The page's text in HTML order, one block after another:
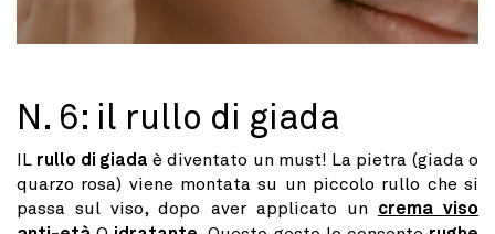
N. 6: il rullo di giada
IL rullo di giada è diventato un must! La pietra (giada o
quarzo rosa) viene montata su un piccolo rullo che si
passa sul viso, dopo aver applicato un crema viso